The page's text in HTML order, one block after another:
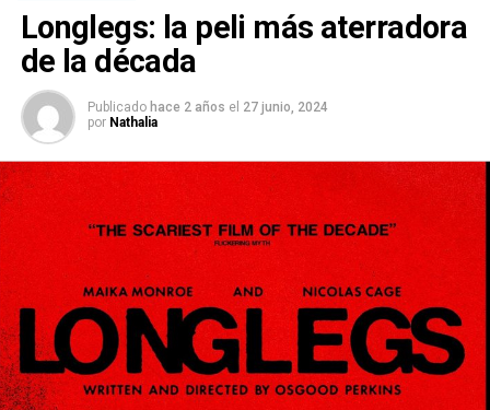
Longlegs: la peli más aterradora
de la década
Publicado hace 2 años el 27 junio, 2024
por Nathalia